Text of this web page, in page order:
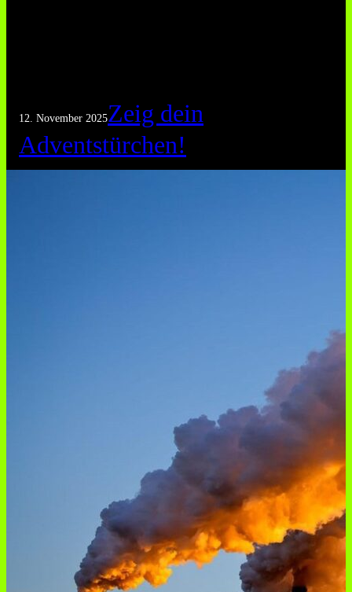
12. November 2025Zeig dein
Adventstürchen!